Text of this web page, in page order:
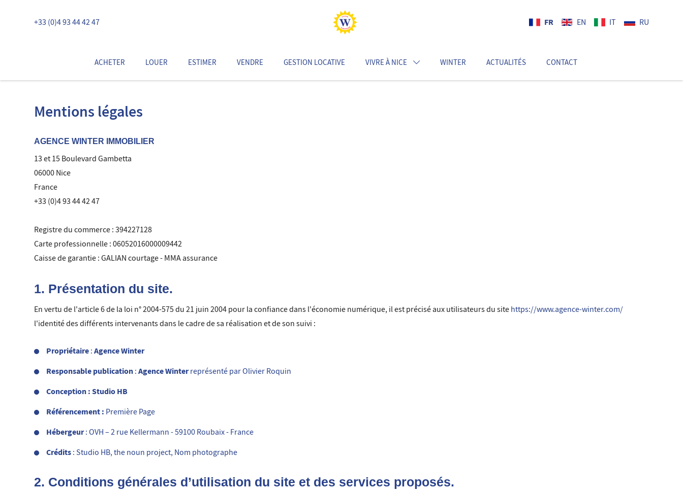
+33 (0)4 93 44 42 47 FR EN IT RU
ACHETER LOUER ESTIMER VENDRE GESTION LOCATIVE VIVRE À NICE WINTER ACTUALITÉS CONTACT
Mentions légales
AGENCE WINTER IMMOBILIER
13 et 15 Boulevard Gambetta
06000 Nice
France
+33 (0)4 93 44 42 47
Registre du commerce : 394227128
Carte professionnelle : 06052016000009442
Caisse de garantie : GALIAN courtage - MMA assurance
1. Présentation du site.
En vertu de l'article 6 de la loi n° 2004-575 du 21 juin 2004 pour la confiance dans l'économie numérique, il est précisé aux utilisateurs du site https://www.agence-winter.com/
l'identité des différents intervenants dans le cadre de sa réalisation et de son suivi :
Propriétaire :Agence Winter
Responsable publication :Agence Winterreprésenté par Olivier Roquin
Conception:Studio HB
Référencement : Première Page
Hébergeur: OVH – 2 rue Kellermann - 59100 Roubaix - France
Crédits : Studio HB, the noun project, Nom photographe
2. Conditions générales d’utilisation du site et des services proposés.